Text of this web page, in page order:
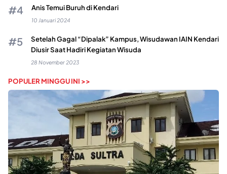
Anis Temui Buruh di Kendari
10 Januari 2024
Setelah Gagal “Dipalak” Kampus, Wisudawan IAIN Kendari
Diusir Saat Hadiri Kegiatan Wisuda
28 November 2023
POPULER MINGGU INI >>